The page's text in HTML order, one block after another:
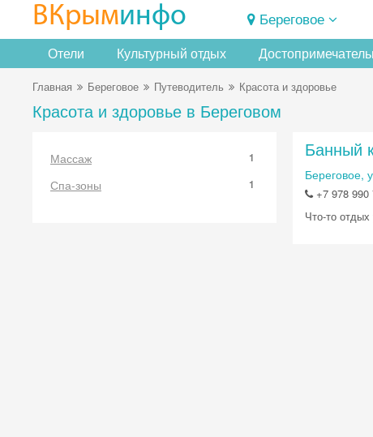
ВКрыминфо Береговое
Отели Культурный отдых
Главная Береговое Путеводитель Красота и здоровье
Красота и здоровье в Береговом
Массаж 1
Спа-зоны 1
Банный
Береговое,
+7 978 990
Что-то